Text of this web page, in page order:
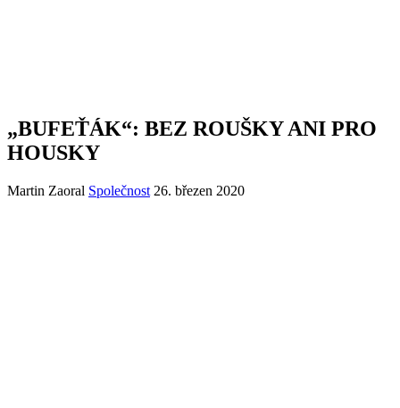
„BUFEŤÁK“: BEZ ROUŠKY ANI PRO
HOUSKY
Martin Zaoral Společnost 26. březen 2020